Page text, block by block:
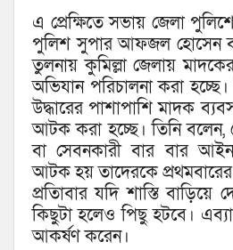
এ প্রেক্ষিতে সভায় জেলা
পুলিশ সুপার আফজল হোসেন
তুলনায় কুমিল্লা জেলায়
অভিযান পরিচালনা করা
উদ্ধারের পাশাপাশি মাদক
আটক করা হচ্ছে। তিনি বলেন,
বা সেবনকারী বার বার
আটক হয় তাদেরকে
প্রতিাবার যদি শাস্তি বাড়িয়ে
কিছুটা হলেও পিছু হটবে।
আকর্ষণ করেন।